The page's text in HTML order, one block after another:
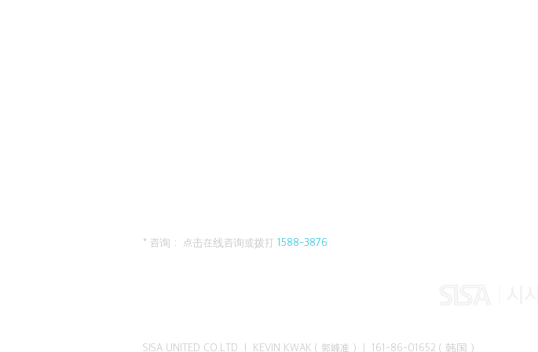
* 咨询： 点击在线咨询或拨打 1588-3876
SISA UNITED CO.LTD I KEVIN KWAK（郭峰准）｜ 161-86-01652（韩国）